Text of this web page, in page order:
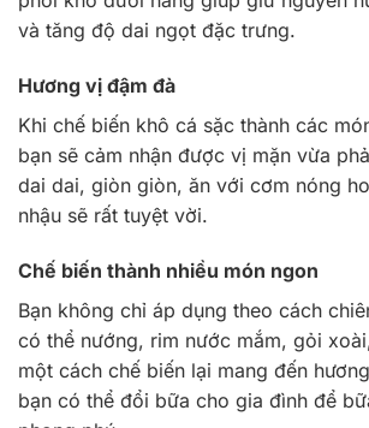
và tăng độ dai ngọt đặc trưng.
Hương vị đậm đà
Khi chế biến khô cá sặc thành các
bạn sẽ cảm nhận được vị mặn vừa
dai dai, giòn giòn, ăn với cơm nóng
nhậu sẽ rất tuyệt vời.
Chế biến thành nhiều món ngon
Bạn không chỉ áp dụng theo cách
có thể nướng, rim nước mắm, gỏi
một cách chế biến lại mang đến
bạn có thể đổi bữa cho gia đình để